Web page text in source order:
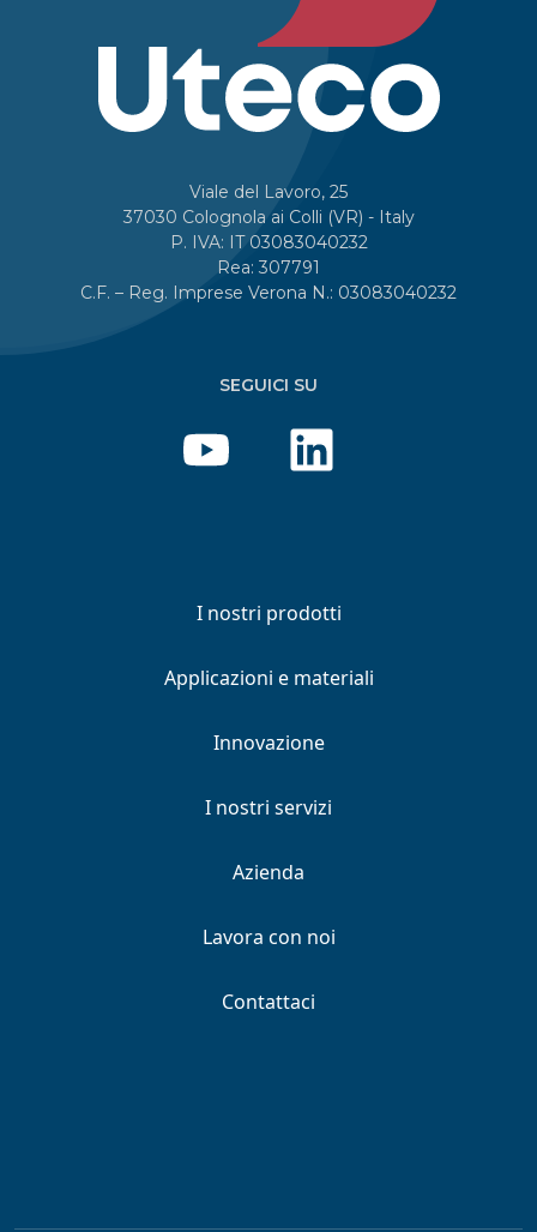
Viale del Lavoro, 25
37030 Colognola ai Colli (VR) - Italy
P. IVA: IT 03083040232
Rea: 307791
C.F. – Reg. Imprese Verona N.: 03083040232
SEGUICI SU
I nostri prodotti
Applicazioni e materiali
Innovazione
I nostri servizi
Azienda
Lavora con noi
Contattaci